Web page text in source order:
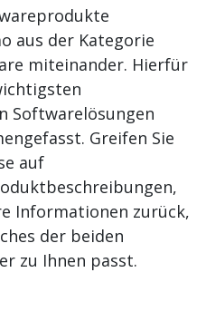
aus der Kategorie
miteinander. Hierfür
Softwarelösungen
Greifen Sie
auf
Informationen zurück,
der beiden
zu Ihnen passt.